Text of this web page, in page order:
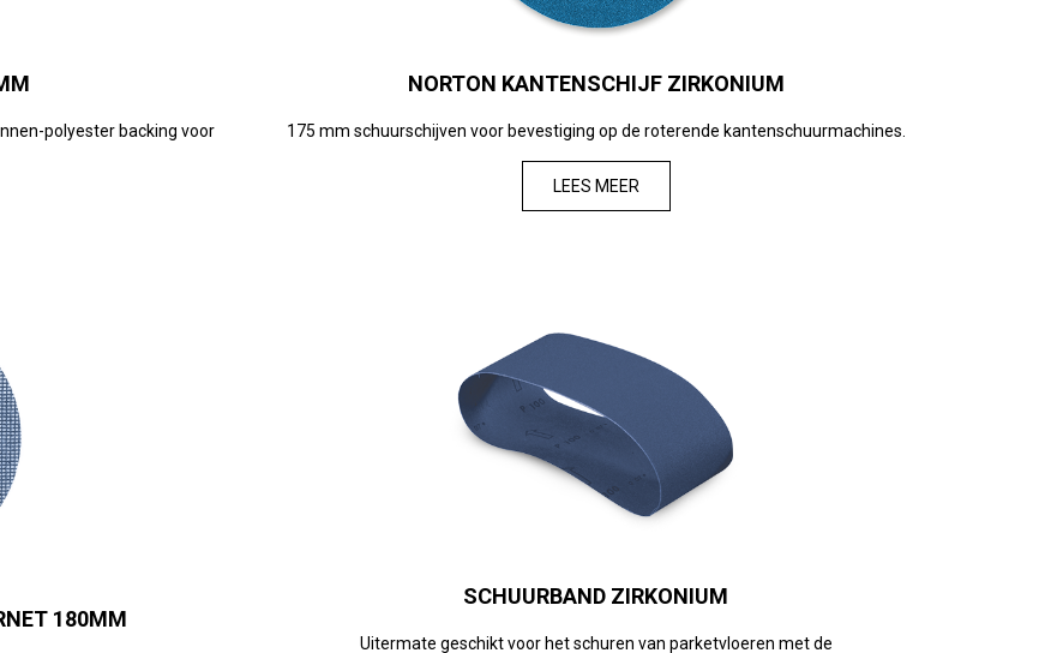
polyester backing voor
NORTON KANTENSCHIJF ZIRKONIUM
175 mm schuurschijven voor bevestiging op de roterende kantenschuurmachines.
LEES MEER
180MM
SCHUURBAND ZIRKONIUM
Uitermate geschikt voor het schuren van parketvloeren met de